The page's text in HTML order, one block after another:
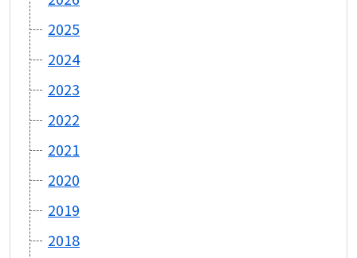
2025
2024
2023
2022
2021
2020
2019
2018